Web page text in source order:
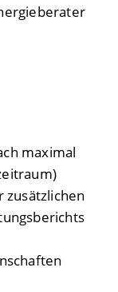
maximal
zusätzlichen